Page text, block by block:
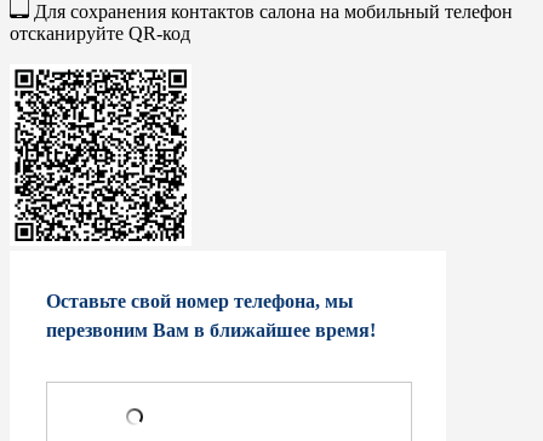
Для сохранения контактов салона на мобильный телефон
отсканируйте QR-код
Оставьте свой номер телефона, мы
перезвоним Вам в ближайшее время!